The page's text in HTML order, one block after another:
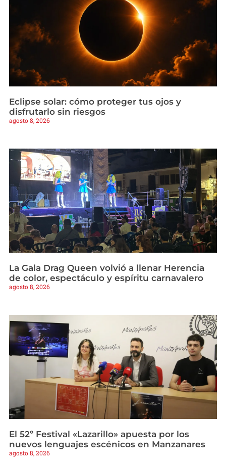
Eclipse solar: cómo proteger tus ojos y
disfrutarlo sin riesgos
agosto 8, 2026
La Gala Drag Queen volvió a llenar Herencia
de color, espectáculo y espíritu carnavalero
agosto 8, 2026
El 52º Festival «Lazarillo» apuesta por los
nuevos lenguajes escénicos en Manzanares
agosto 8, 2026